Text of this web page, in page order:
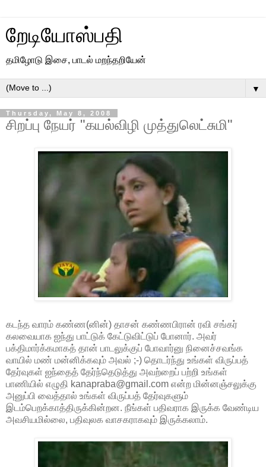
றேடியோஸ்பதி
தமிழோடு இசை, பாடல் மறந்தறியேன்
▼
Thursday, May 8, 2008
சிறப்பு நேயர் "கயல்விழி முத்துலெட்சுமி"
கடந்த வாரம் கண்ண(னின்) தாசன் கண்ணபிரான் ரவி சங்கர்
கலவையாக ஐந்து பாட்டுக் கேட்டுவிட்டுப் போனார். அவர்
பக்திமார்க்கமாகத் தான் பாடலுக்குப் போவார்னு நினைச்சவங்க
வாயில் மண் மன்னிக்கவும் அவல் ;-) தொடர்ந்து உங்கள் விருப்பத்
தேர்வுகள் ஐந்தைத் தேர்ந்தெடுத்து அவற்றைப் பற்றி உங்கள்
பாணியில் எழுதி kanapraba@gmail.com என்ற மின்னஞ்சலுக்கு
அனுப்பி வைத்தால் உங்கள் விருப்பத் தேர்வுகளும்
இடம்பெறக்காத்திருக்கின்றன. நீங்கள் பதிவராக இருக்க வேண்டிய
அவசியமில்லை, பதிவுலக வாசகராகவும் இருக்கலாம்.